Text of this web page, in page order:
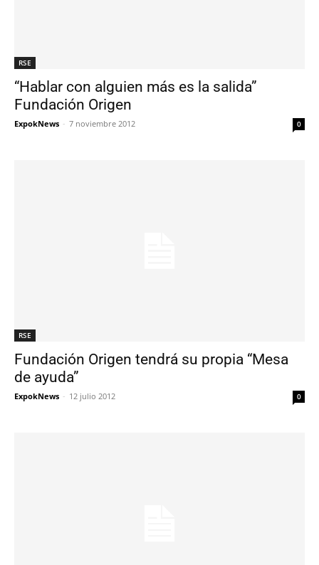
RSE
“Hablar con alguien más es la salida”
Fundación Origen
ExpokNews - 7 noviembre 2012 0
RSE
Fundación Origen tendrá su propia “Mesa
de ayuda”
ExpokNews - 12 julio 2012 0